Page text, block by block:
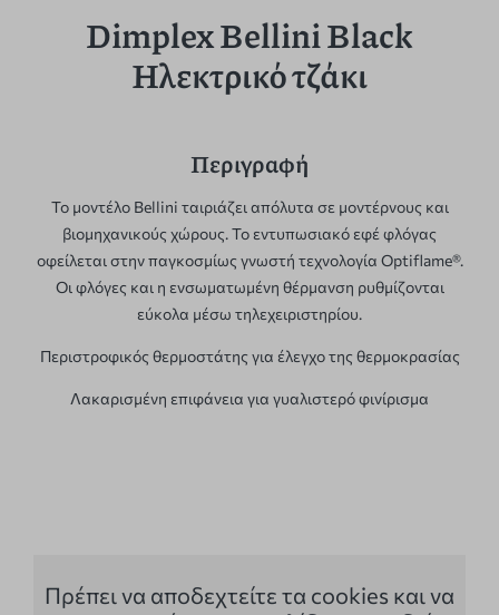
Dimplex Bellini Black
Ηλεκτρικό τζάκι
Περιγραφή
Το μοντέλο Bellini ταιριάζει απόλυτα σε μοντέρνους και
βιομηχανικούς χώρους. Το εντυπωσιακό εφέ φλόγας
οφείλεται στην παγκοσμίως γνωστή τεχνολογία Optiflame®.
Οι φλόγες και η ενσωματωμένη θέρμανση ρυθμίζονται
εύκολα μέσω τηλεχειριστηρίου.
Περιστροφικός θερμοστάτης για έλεγχο της θερμοκρασίας
Λακαρισμένη επιφάνεια για γυαλιστερό φινίρισμα
Πρέπει να αποδεχτείτε τα cookies και να